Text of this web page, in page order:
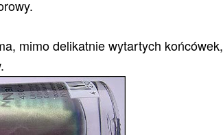
mimo delikatnie wytartych końcówek,